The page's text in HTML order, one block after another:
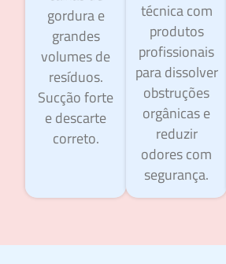
gordura e
grandes
volumes de
resíduos.
Sucção forte
e descarte
correto.
técnica com
produtos
profissionais
para dissolver
obstruções
orgânicas e
reduzir
odores com
segurança.